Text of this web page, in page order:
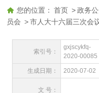
您的位置： 首页 > 政务
员会 > 市人大十六届三次会
索引号：
gxjscykfq-
2020-00085
生成日期： 2020-07-02
文 号：